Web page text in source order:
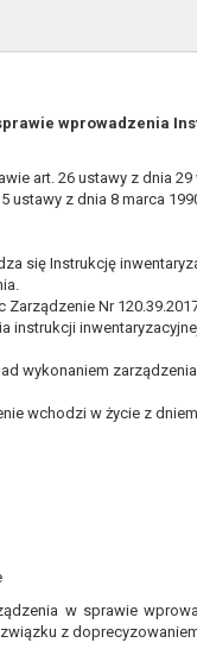
wprowadzenia
art. 26 ustawy z dnia 29
5 ustawy z dnia 8 marca
się Instrukcję
Zarządzenie Nr
instrukcji
wykonaniem
wchodzi w życie z
w sprawie
z
a w szczególności
a także obowiązków
lub innej osoby
są wyłącznie
w pkt. 3, dane
na podstawie
niezbędny do
zgody osoby,
zawarcia i realizacji
dla zabezpieczenia
od momentu
i konieczności
osobowych
ich kopii na podstawie